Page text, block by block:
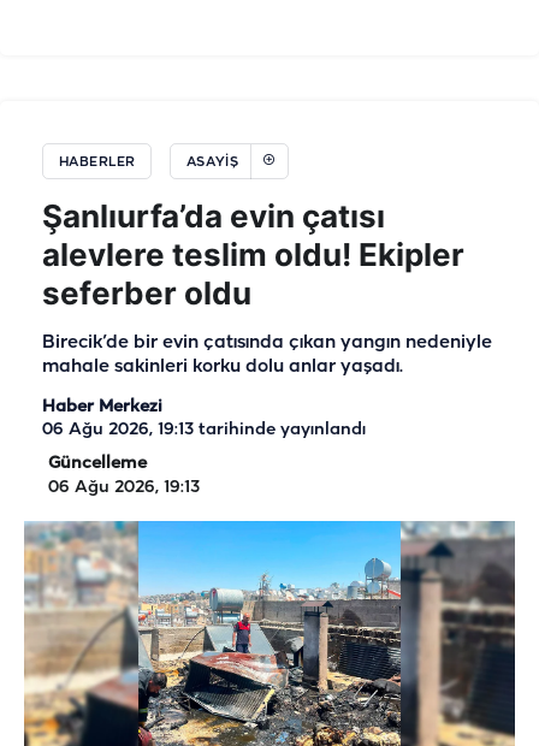
HABERLER ASAYIŞ
Şanlıurfa’da evin çatısı
alevlere teslim oldu! Ekipler
seferber oldu
Birecik’de bir evin çatısında çıkan yangın nedeniyle
mahale sakinleri korku dolu anlar yaşadı.
Haber Merkezi
06 Ağu 2026, 19:13 tarihinde yayınlandı
Güncelleme
06 Ağu 2026, 19:13